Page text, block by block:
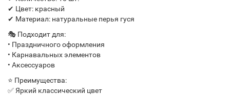
✔ Цвет: красный
✔ Материал: натуральные перья гуся
🎭 Подходит для:
• Праздничного оформления
• Карнавальных элементов
• Аксессуаров
⭐ Преимущества:
✅ Яркий классический цвет